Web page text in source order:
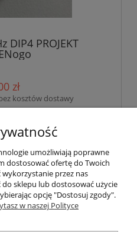
DIP4 PROJEKT
zł
kosztów dostawy
30 31 32 ...
40
»
umożliwiają poprawne
dostosować ofertę do Twoich
przez nas
sklepu lub dostosować użycie
opcję "Dostosuj zgody".
w naszej Polityce